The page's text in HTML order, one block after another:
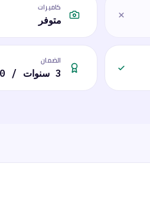
كاميرات
متوفر
الضمان
3 سنوات / 100,000 كم